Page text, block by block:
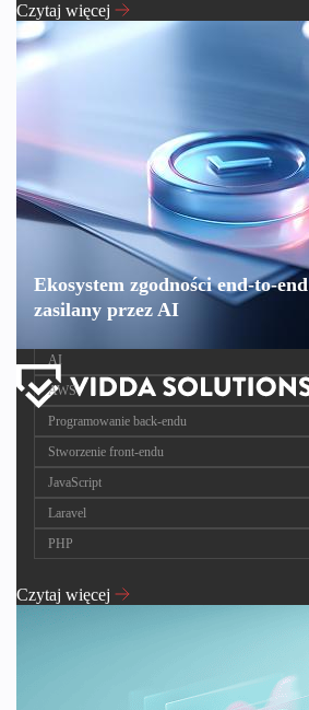
Czytaj więcej
Ekosystem zgodności end-to-end
zasilany przez AI
AI
AWS
Programowanie back-endu
Stworzenie front-endu
JavaScript
Laravel
PHP
Czytaj więcej